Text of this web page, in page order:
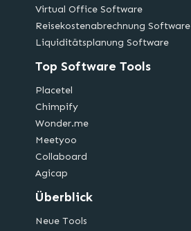
Virtual Office Software
Reisekostenabrechnung Software
Liquiditätsplanung Software
Top Software Tools
Placetel
Chimpify
Wonder.me
Meetyoo
Collaboard
Agicap
Überblick
Neue Tools